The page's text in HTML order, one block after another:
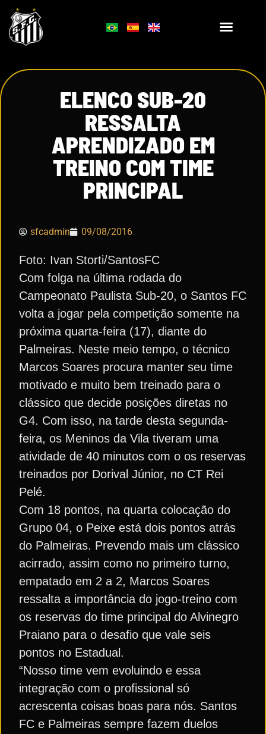
ELENCO SUB-20
RESSALTA
APRENDIZADO EM
TREINO COM TIME
PRINCIPAL
sfcadmin 09/08/2016
Foto: Ivan Storti/SantosFC
Com folga na última rodada do
Campeonato Paulista Sub-20, o Santos FC
volta a jogar pela competição somente na
próxima quarta-feira (17), diante do
Palmeiras. Neste meio tempo, o técnico
Marcos Soares procura manter seu time
motivado e muito bem treinado para o
clássico que decide posições diretas no
G4. Com isso, na tarde desta segunda-
feira, os Meninos da Vila tiveram uma
atividade de 40 minutos com o os reservas
treinados por Dorival Júnior, no CT Rei
Pelé.
Com 18 pontos, na quarta colocação do
Grupo 04, o Peixe está dois pontos atrás
do Palmeiras. Prevendo mais um clássico
acirrado, assim como no primeiro turno,
empatado em 2 a 2, Marcos Soares
ressalta a importância do jogo-treino com
os reservas do time principal do Alvinegro
Praiano para o desafio que vale seis
pontos no Estadual.
“Nosso time vem evoluindo e essa
integração com o profissional só
acrescenta coisas boas para nós. Santos
FC e Palmeiras sempre fazem duelos